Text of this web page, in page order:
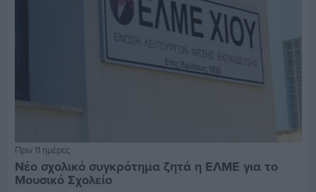
Πριν 11 ημέρες
Νέο σχολικό συγκρότημα ζητά η ΕΛΜΕ για το
Μουσικό Σχολείο